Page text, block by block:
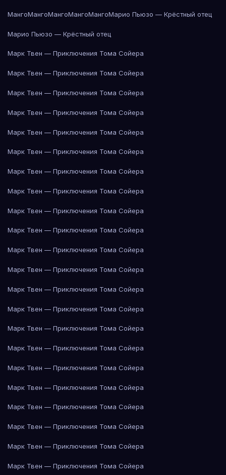
МангоМангоМангоМангоМангоМарио Пьюзо — Крёстный отец
Марио Пьюзо — Крёстный отец
Марк Твен — Приключения Тома Сойера
Марк Твен — Приключения Тома Сойера
Марк Твен — Приключения Тома Сойера
Марк Твен — Приключения Тома Сойера
Марк Твен — Приключения Тома Сойера
Марк Твен — Приключения Тома Сойера
Марк Твен — Приключения Тома Сойера
Марк Твен — Приключения Тома Сойера
Марк Твен — Приключения Тома Сойера
Марк Твен — Приключения Тома Сойера
Марк Твен — Приключения Тома Сойера
Марк Твен — Приключения Тома Сойера
Марк Твен — Приключения Тома Сойера
Марк Твен — Приключения Тома Сойера
Марк Твен — Приключения Тома Сойера
Марк Твен — Приключения Тома Сойера
Марк Твен — Приключения Тома Сойера
Марк Твен — Приключения Тома Сойера
Марк Твен — Приключения Тома Сойера
Марк Твен — Приключения Тома Сойера
Марк Твен — Приключения Тома Сойера
Марк Твен — Приключения Тома Сойера